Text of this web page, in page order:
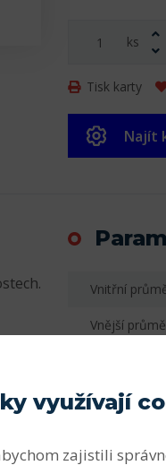
ks
Tisk karty
Najít
Vnitřní
Vnější
Počet řad
Vnější
využívají
zajistili